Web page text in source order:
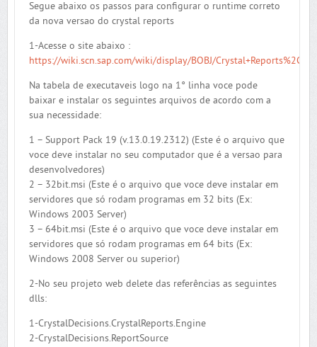
Segue abaixo os passos para configurar o runtime correto
da nova versao do crystal reports
1-Acesse o site abaixo :
https://wiki.scn.sap.com/wiki/display/BOBJ/
Na tabela de executaveis logo na 1° linha voce pode
baixar e instalar os seguintes arquivos de acordo com a
sua necessidade:
1 – Support Pack 19 (v.13.0.19.2312) (Este é o arquivo que
voce deve instalar no seu computador que é a versao para
desenvolvedores)
2 – 32bit.msi (Este é o arquivo que voce deve instalar em
servidores que só rodam programas em 32 bits (Ex:
Windows 2003 Server)
3 – 64bit.msi (Este é o arquivo que voce deve instalar em
servidores que só rodam programas em 64 bits (Ex:
Windows 2008 Server ou superior)
2-No seu projeto web delete das referências as seguintes
dlls:
1-CrystalDecisions.CrystalReports.Engine
2-CrystalDecisions.ReportSource